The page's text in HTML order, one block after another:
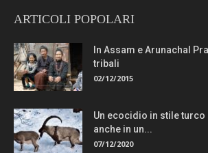
ARTICOLI POPOLARI
In Assam e Arunachal
tribali
02/12/2015
Un ecocidio in stile turco
anche in un...
07/12/2020